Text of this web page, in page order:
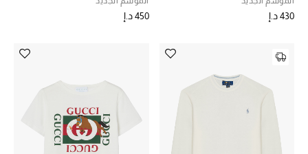
أحذية مختارة
الجمال
خصومات
430 د.إ 450 د.إ